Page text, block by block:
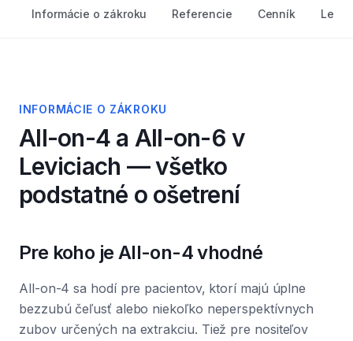
Informácie o zákroku Referencie Cenník
INFORMÁCIE O ZÁKROKU
All-on-4 a All-on-6 v
Leviciach — všetko
podstatné o ošetrení
Pre koho je All-on-4 vhodné
All-on-4 sa hodí pre pacientov, ktorí majú úplne
bezzubú čeľusť alebo niekoľko neperspektívnych
zubov určených na extrakciu. Tiež pre nositeľov